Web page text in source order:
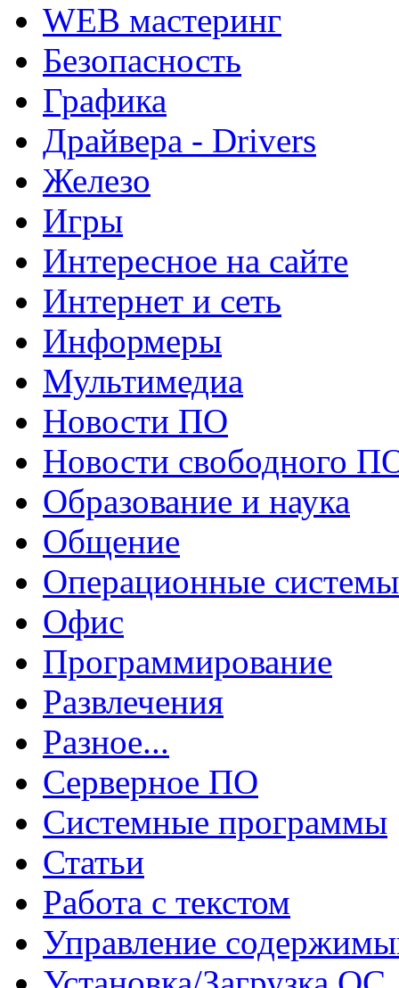
WEB мастеринг
Безопасность
Графика
Драйвера - Drivers
Железо
Игры
Интересное на сайте
Интернет и сеть
Информеры
Мультимедиа
Новости ПО
Новости свободного
Образование и наука
Общение
Операционные системы
Офис
Программирование
Развлечения
Разное...
Серверное ПО
Системные программы
Статьи
Работа с текстом
Управление